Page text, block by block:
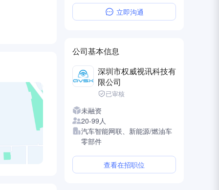
立即沟通
公司基本信息
深圳市权威视讯科技有
限公司
已审核
未融资
20-99人
汽车智能网联、新能源/燃油车
零部件
查看在招职位